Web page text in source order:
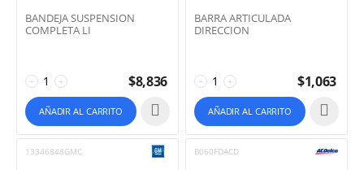
BANDEJA SUSPENSION
COMPLETA LI
+
− $8,836
AÑADIR AL CARRITO
BARRA ARTICULADA
DIRECCION
+
− $1,063
AÑADIR AL CARRITO
13346848GMC B060FDACD